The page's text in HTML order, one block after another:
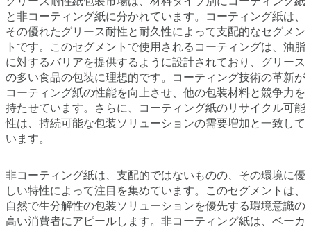
と非コーティング紙に分かれています。コーティング紙は、
その優れたグリース耐性と耐久性によって支配的なセグメン
トです。このセグメントで使用されるコーティングは、油脂
に対するバリアを提供するように設計されており、グリース
の多い食品の包装に理想的です。コーティング技術の革新が
コーティング紙の性能を向上させ、他の包装材料と競争力を
持たせています。さらに、コーティング紙のリサイクル可能
性は、持続可能な包装ソリューションの需要増加と一致して
います。
非コーティング紙は、支配的ではないものの、その環境に優
しい特性によって注目を集めています。このセグメントは、
自然で生分解性の包装ソリューションを優先する環境意識の
高い消費者にアピールします。非コーティング紙は、ベーカ